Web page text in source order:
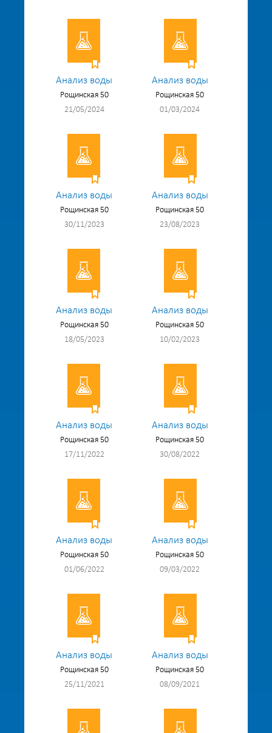
Анализ воды
Рощинская 50
21/05/2024
Анализ воды
Рощинская 50
01/03/2024
Анализ воды
Рощинская 50
30/11/2023
Анализ воды
Рощинская 50
23/08/2023
Анализ воды
Рощинская 50
18/05/2023
Анализ воды
Рощинская 50
10/02/2023
Анализ воды
Рощинская 50
17/11/2022
Анализ воды
Рощинская 50
30/08/2022
Анализ воды
Рощинская 50
01/06/2022
Анализ воды
Рощинская 50
09/03/2022
Анализ воды
Рощинская 50
25/11/2021
Анализ воды
Рощинская 50
08/09/2021